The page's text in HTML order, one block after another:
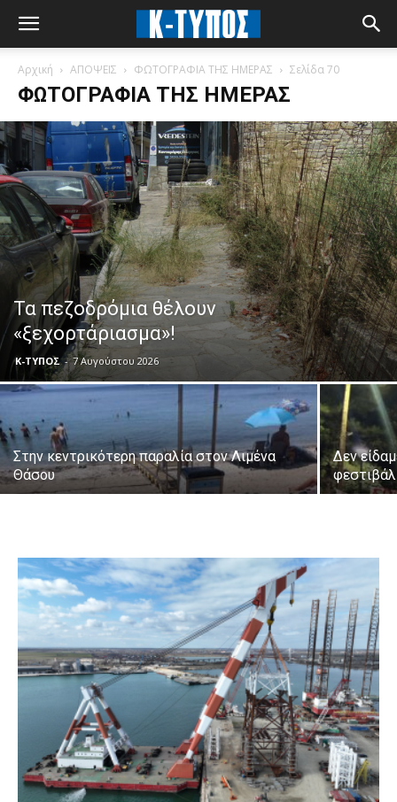
Αρχική ΑΠΟΨΕΙΣ ΦΩΤΟΓΡΑΦΙΑ ΤΗΣ ΗΜΕΡΑΣ Σελίδα 70
ΦΩΤΟΓΡΑΦΙΑ ΤΗΣ ΗΜΕΡΑΣ
Τα πεζοδρόμια θέλουν
«ξεχορτάριασμα»!
Κ-ΤΥΠΟΣ - 7 Αυγούστου 2026
Στην κεντρικότερη παραλία στον Λιμένα
Θάσου
Δεν